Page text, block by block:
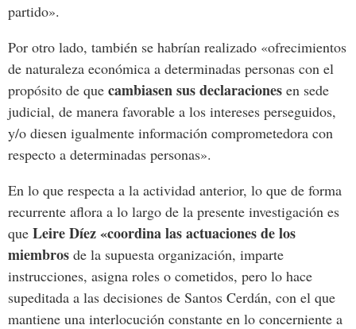
partido».
Por otro lado, también se habrían realizado «ofrecimientos
de naturaleza económica a determinadas personas con el
propósito de que cambiasensusdeclaraciones en sede
judicial, de manera favorable a los intereses perseguidos,
y/o diesen igualmente información comprometedora con
respecto a determinadas personas».
En lo que respecta a la actividad anterior, lo que de forma
recurrente aflora a lo largo de la presente investigación es
que LeireDíez «coordinalasactuacionesdelos
miembros de la supuesta organización, imparte
instrucciones, asigna roles o cometidos, pero lo hace
supeditada a las decisiones de Santos Cerdán, con el que
mantiene una interlocución constante en lo concerniente a